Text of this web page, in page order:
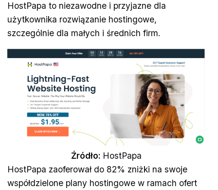
HostPapa to niezawodne i przyjazne dla
użytkownika rozwiązanie hostingowe,
szczególnie dla małych i średnich firm.
Źródło: HostPapa
HostPapa zaoferował do 82% zniżki na swoje
współdzielone plany hostingowe w ramach ofert